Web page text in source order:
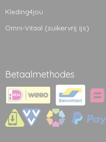
Kleding4jou
Omni-Vitaal (suikervrij ijs)
Betaalmethodes